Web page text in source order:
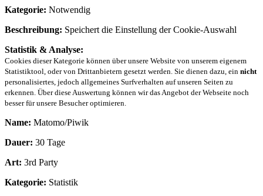
Kategorie: Notwendig
Beschreibung: Speichert die Einstellung der Cookie-Auswahl
Statistik & Analyse:
Cookies dieser Kategorie können über unsere Website von unserem eigenem
Statistiktool, oder von Drittanbietern gesetzt werden. Sie dienen dazu, ein nicht
personalisiertes, jedoch allgemeines Surfverhalten auf unseren Seiten zu
erkennen. Über diese Auswertung können wir das Angebot der Webseite noch
besser für unsere Besucher optimieren.
Name: Matomo/Piwik
Dauer: 30 Tage
Art: 3rd Party
Kategorie: Statistik